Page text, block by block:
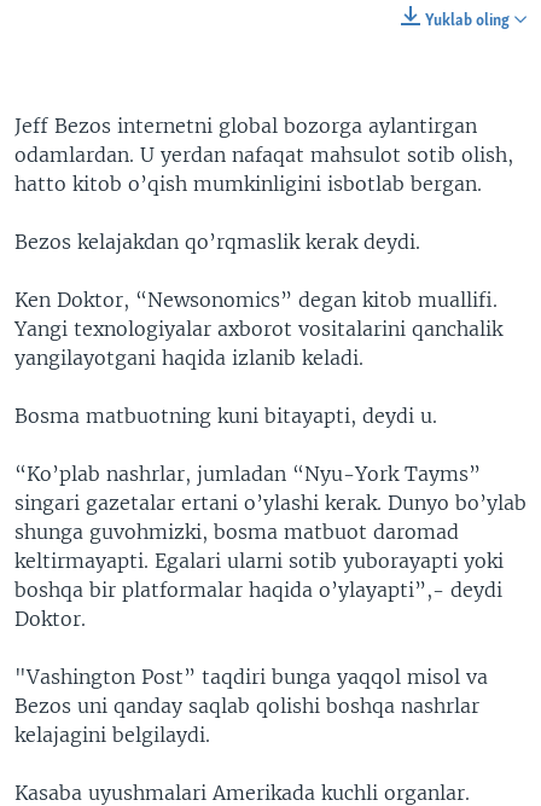
Yuklab oling
Jeff Bezos internetni global bozorga aylantirgan
odamlardan. U yerdan nafaqat mahsulot sotib olish,
hatto kitob o’qish mumkinligini isbotlab bergan.
Bezos kelajakdan qo’rqmaslik kerak deydi.
Ken Doktor, “Newsonomics” degan kitob muallifi.
Yangi texnologiyalar axborot vositalarini qanchalik
yangilayotgani haqida izlanib keladi.
Bosma matbuotning kuni bitayapti, deydi u.
“Ko’plab nashrlar, jumladan “Nyu-York Tayms”
singari gazetalar ertani o’ylashi kerak. Dunyo bo’ylab
shunga guvohmizki, bosma matbuot daromad
keltirmayapti. Egalari ularni sotib yuborayapti yoki
boshqa bir platformalar haqida o’ylayapti”,- deydi
Doktor.
"Vashington Post” taqdiri bunga yaqqol misol va
Bezos uni qanday saqlab qolishi boshqa nashrlar
kelajagini belgilaydi.
Kasaba uyushmalari Amerikada kuchli organlar.